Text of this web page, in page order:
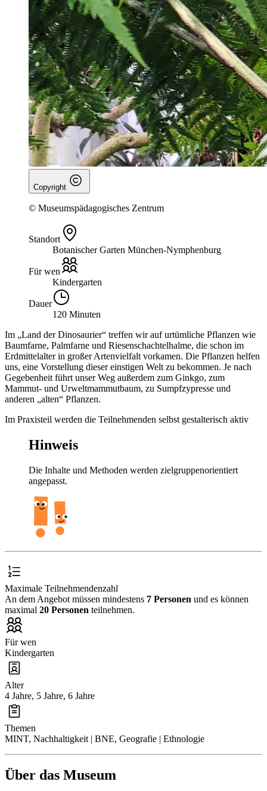
Copyright
© Museumspädagogisches Zentrum
Standort
Botanischer Garten München-Nymphenburg
Für wen
Kindergarten
Dauer
120 Minuten
Im „Land der Dinosaurier“ treffen wir auf urtümliche Pflanzen wie
Baumfarne, Palmfarne und Riesenschachtelhalme, die schon im
Erdmittelalter in großer Artenvielfalt vorkamen. Die Pflanzen helfen
uns, eine Vorstellung dieser einstigen Welt zu bekommen. Je nach
Gegebenheit führt unser Weg außerdem zum Ginkgo, zum
Mammut- und Urweltmammutbaum, zu Sumpfzypresse und
anderen „alten“ Pflanzen.
Im Praxisteil werden die Teilnehmenden selbst gestalterisch aktiv
Hinweis
Die Inhalte und Methoden werden zielgruppenorientiert
angepasst.
Maximale Teilnehmendenzahl
An dem Angebot müssen mindestens 7 Personen und es können
maximal 20 Personen teilnehmen.
Für wen
Kindergarten
Alter
4 Jahre, 5 Jahre, 6 Jahre
Themen
MINT, Nachhaltigkeit | BNE, Geografie | Ethnologie
Über das Museum